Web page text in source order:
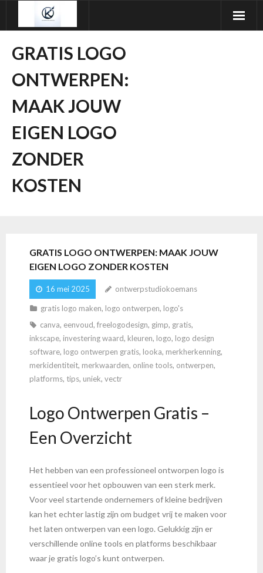
inhoudGRATIS LOGO
ONTWERPEN:
MAAK JOUW
EIGEN LOGO
ZONDER
KOSTEN
GRATIS LOGO ONTWERPEN: MAAK JOUW
EIGEN LOGO ZONDER KOSTEN
16 mei 2025 ontwerpstudiokoemans
gratis logo maken, logo ontwerpen, logo's
canva, eenvoud, freelogodesign, gimp, gratis,
inkscape, investering waard, kleuren, logo, logo design
software, logo ontwerpen gratis, looka, merkherkenning,
merkidentiteit, merkwaarden, online tools, ontwerpen,
platforms, tips, uniek, vectr
Logo Ontwerpen Gratis –
Een Overzicht
Het hebben van een professioneel ontworpen logo is
essentieel voor het opbouwen van een sterk merk.
Voor veel startende ondernemers of kleine bedrijven
kan het echter lastig zijn om budget vrij te maken voor
het laten ontwerpen van een logo. Gelukkig zijn er
verschillende online tools en platforms beschikbaar
waar je gratis logo’s kunt ontwerpen.